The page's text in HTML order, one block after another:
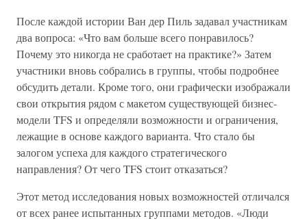
После каждой истории Ван дер Пиль задавал участникам
два вопроса: «Что вам больше всего понравилось?
Почему это никогда не сработает на практике?» Затем
участники вновь собрались в группы, чтобы подробнее
обсудить детали. Кроме того, они графически изображали
свои открытия рядом с макетом существующей бизнес-
модели TFS и определяли возможности и ограничения,
лежащие в основе каждого варианта. Что стало бы
залогом успеха для каждого стратегического
направления? От чего TFS стоит отказаться?
Этот метод исследования новых возможностей отличался
от всех ранее испытанных группами методов. «Люди